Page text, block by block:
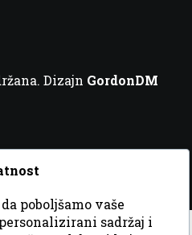
Dizajn GordonDM
poboljšamo vaše
sadržaj i